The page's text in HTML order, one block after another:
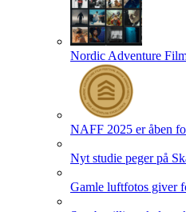
Nordic Adventure
NAFF 2025 er åben
Nyt studie peger på
Gamle luftfotos giver